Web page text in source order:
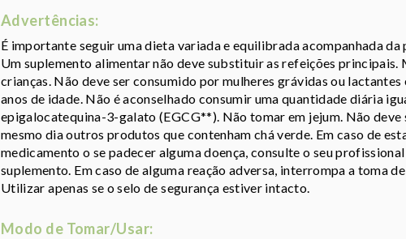
Advertências:
É importante seguir uma dieta variada e equilibrada acompanhada
Um suplemento alimentar não deve substituir as refeições principais.
crianças. Não deve ser consumido por mulheres grávidas ou lactantes
anos de idade. Não é aconselhado consumir uma quantidade diária
epigalocatequina-3-galato (EGCG**). Não tomar em jejum. Não deve
mesmo dia outros produtos que contenham chá verde. Em caso de
medicamento o se padecer alguma doença, consulte o seu
suplemento. Em caso de alguma reação adversa, interrompa a toma
Utilizar apenas se o selo de segurança estiver intacto.
Modo de Tomar/Usar: